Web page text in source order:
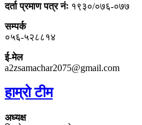
दर्ता प्रमाण पत्र नंः १९३०/०७६-०७७
सम्पर्क
०५६-५२८८१४
ई-मेल
a2zsamachar2075@gmail.com
हाम्रो टीम
अध्यक्ष